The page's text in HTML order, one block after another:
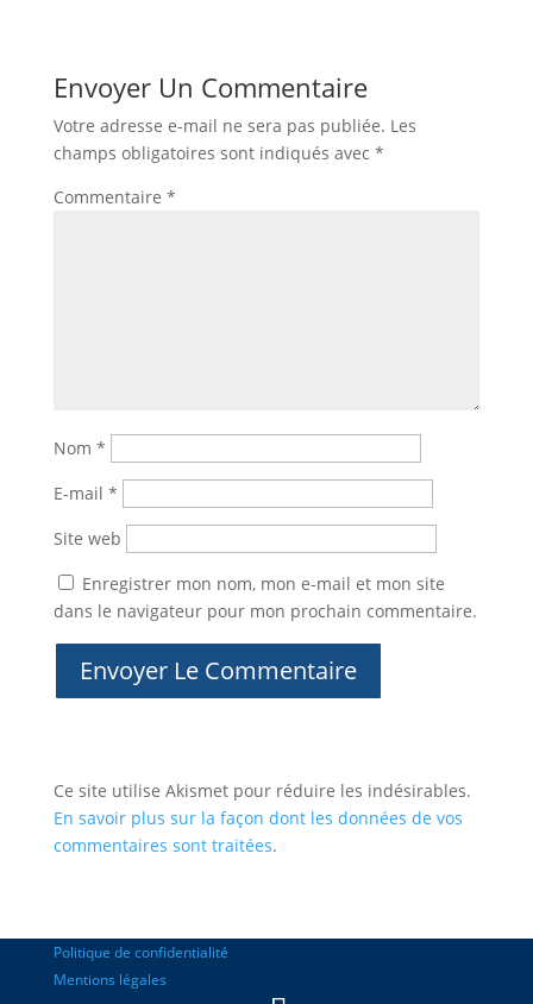
Envoyer Un Commentaire
Votre adresse e-mail ne sera pas publiée. Les
champs obligatoires sont indiqués avec *
Commentaire *
Nom *
E-mail *
Site web
Enregistrer mon nom, mon e-mail et mon site
dans le navigateur pour mon prochain commentaire.
Ce site utilise Akismet pour réduire les indésirables.
En savoir plus sur la façon dont les données de vos
commentaires sont traitées.
Politique de confidentialité
Mentions légales